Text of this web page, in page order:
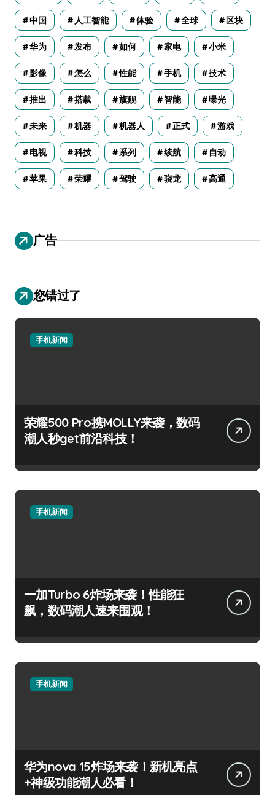
中国 人工智能 体验 全球 区块
华为 发布 如何 家电 小米
影像 怎么 性能 手机 技术
推出 搭载 旗舰 智能 曝光
未来 机器 机器人 正式 游戏
电视 科技 系列 续航 自动
苹果 荣耀 驾驶 骁龙 高通
广告
您错过了
手机新闻
荣耀500 Pro携MOLLY来袭，数码
潮人秒get前沿科技！
手机新闻
一加Turbo 6炸场来袭！性能狂
飙，数码潮人速来围观！
手机新闻
华为nova 15炸场来袭！新机亮点
+神级功能潮人必看！